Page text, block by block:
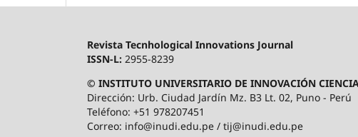
Revista Tecnhological Innovations Journal
ISSN-L: 2955-8239
© INSTITUTO UNIVERSITARIO DE INNOVACIÓN
Dirección: Urb. Ciudad Jardín Mz. B3 Lt. 02, Puno - Perú
Teléfono: +51 978207451
Correo: info@inudi.edu.pe / tij@inudi.edu.pe